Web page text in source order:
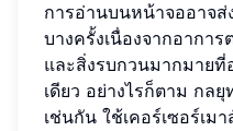
การอ่านบนหน้าจออาจส่
บางครั้งเนื่องจากอากา
และสิ่งรบกวนมากมายที่
เดียว อย่างไรก็ตาม กล
เช่นกัน ใช้เคอร์เซอร์เ